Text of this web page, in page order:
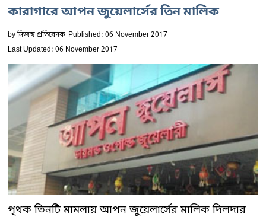
কারাগারে আপন জুয়েলার্সের তিন মালিক
byনিজস্ব প্রতিবেদক Published: 06 November 2017
Last Updated: 06 November 2017
পৃথক তিনটি মামলায় আপন জুয়েলার্সের মালিক দিলদার